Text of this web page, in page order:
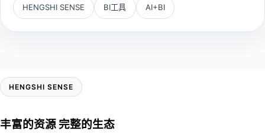
HENGSHI SENSE BI工具 AI+BI
HENGSHI SENSE
丰富的资源 完整的生态